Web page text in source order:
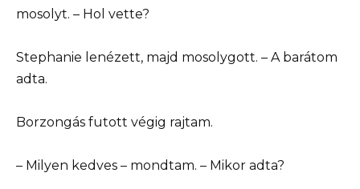
mosolyt. – Hol vette?
Stephanie lenézett, majd mosolygott. – A barátom
adta.
Borzongás futott végig rajtam.
– Milyen kedves – mondtam. – Mikor adta?